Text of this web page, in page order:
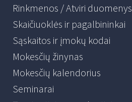
Rinkmenos / Atviri duomenys
Skaičiuoklės ir pagalbininkai
Sąskaitos ir įmokų kodai
Mokesčių žinynas
Mokesčių kalendorius
Seminarai